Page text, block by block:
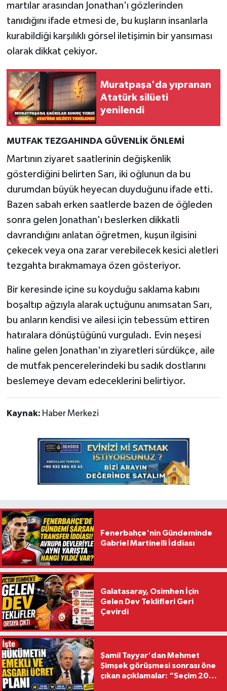
martılar arasından Jonathan'ı gözlerinden
tanıdığını ifade etmesi de, bu kuşların insanlarla
kurabildiği karşılıklı görsel iletişimin bir yansıması
olarak dikkat çekiyor.
Muratpaşa'da yıpranan
Atatürk silüeti
yenilendi
MUTFAK TEZGAHINDA GÜVENLİK ÖNLEMİ
Martının ziyaret saatlerinin değişkenlik
gösterdiğini belirten Sarı, iki oğlunun da bu
durumdan büyük heyecan duyduğunu ifade etti.
Bazen sabah erken saatlerde bazen de öğleden
sonra gelen Jonathan'ı beslerken dikkatli
davrandığını anlatan öğretmen, kuşun ilgisini
çekecek veya ona zarar verebilecek kesici aletleri
tezgahta bırakmamaya özen gösteriyor.
Bir keresinde içine su koyduğu saklama kabını
boşaltıp ağzıyla alarak uçtuğunu anımsatan Sarı,
bu anların kendisi ve ailesi için tebessüm ettiren
hatıralara dönüştüğünü vurguladı. Evin neşesi
haline gelen Jonathan'ın ziyaretleri sürdükçe, aile
de mutfak pencerelerindeki bu sadık dostlarını
beslemeye devam edeceklerini belirtiyor.
Kaynak: Haber Merkezi
Fenerbahçe'nin Gündeminde
Gabriel Martinelli İddiası
Galatasaray, Osimhen İçin
Gelen Dev Teklifleri Geri
Çevirdi
Şamil Tayyar'dan Mehmet
Şimşek görüşmesi sonrası öne
çıkan açıklamalar: “Seçim 2028